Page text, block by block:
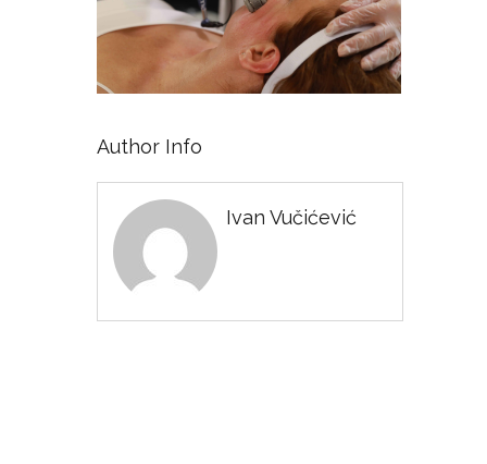
Author Info
Ivan Vučićević